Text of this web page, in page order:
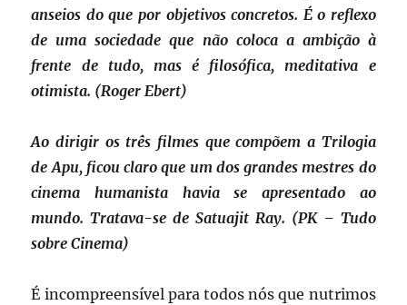
anseios do que por objetivos concretos. É o reflexo
de uma sociedade que não coloca a ambição à
frente de tudo, mas é filosófica, meditativa e
otimista. (Roger Ebert)
Ao dirigir os três filmes que compõem a Trilogia
de Apu, ficou claro que um dos grandes mestres do
cinema humanista havia se apresentado ao
mundo. Tratava-se de Satuajit Ray. (PK – Tudo
sobre Cinema)
É incompreensível para todos nós que nutrimos